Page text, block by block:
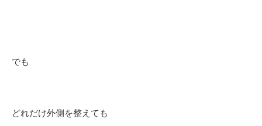
でも
どれだけ外側を整えても